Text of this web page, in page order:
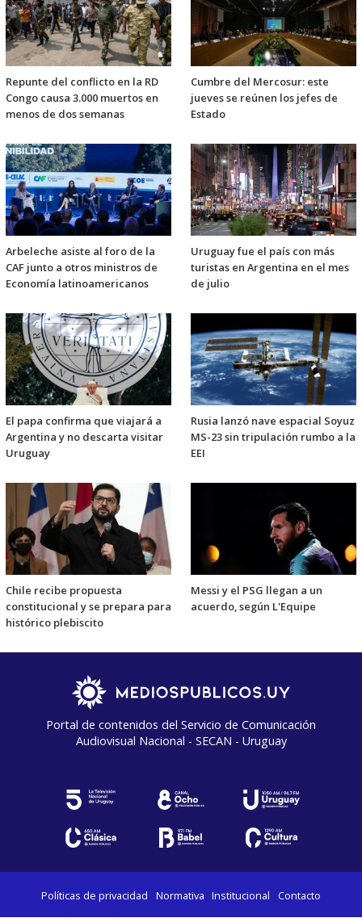
Repunte del conflicto en la RD
Congo causa 3.000 muertos en
menos de dos semanas
Cumbre del Mercosur: este
jueves se reúnen los jefes de
Estado
Arbeleche asiste al foro de la
CAF junto a otros ministros de
Economía latinoamericanos
Uruguay fue el país con más
turistas en Argentina en el mes
de julio
El papa confirma que viajará a
Argentina y no descarta visitar
Uruguay
Rusia lanzó nave espacial Soyuz
MS-23 sin tripulación rumbo a la
EEI
Chile recibe propuesta
constitucional y se prepara para
histórico plebiscito
Messi y el PSG llegan a un
acuerdo, según L'Equipe
Portal de contenidos del Servicio de Comunicación
Audiovisual Nacional - SECAN - Uruguay
Políticas de privacidad Normativa Institucional Contacto